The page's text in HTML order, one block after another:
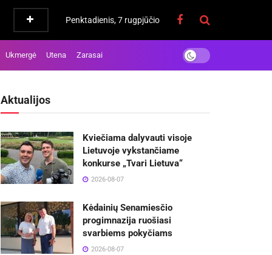
Penktadienis, 7 rugpjūčio
Ukmergė Utena Zarasai
Aktualijos
Kviečiama dalyvauti visoje
Lietuvoje vykstančiame
konkurse „Tvari Lietuva“
2026-08-07
Kėdainių Senamiesčio
progimnazija ruošiasi
svarbiems pokyčiams
2026-08-07